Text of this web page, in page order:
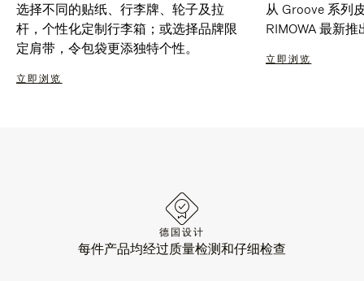
选择不同的贴纸、行李牌、轮子及拉
杆，个性化定制行李箱；或选择品牌限
定肩带，令包袋更添独特个性。
立即浏览
从 Groove 系列
RIMOWA 最新
立即浏览
德国设计
每件产品均经过质量检测和仔细检查